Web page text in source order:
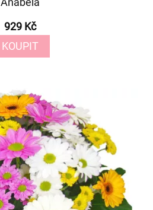
929 Kč
KOUPIT